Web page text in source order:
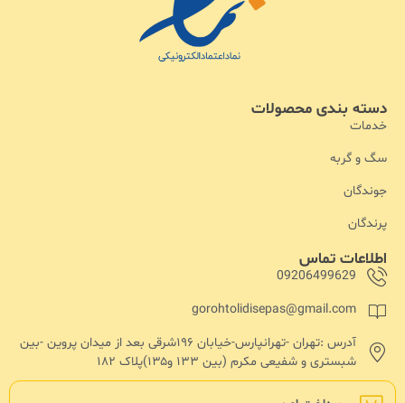
اطلاعات تماس
09206499629
gorohtolidisepas@gmail.com
آدرس :تهران -تهرانپارس-خیابان ۱۹۶شرقی بعد از میدان پروین -بین
شبستری و شفیعی مکرم (بین ۱۳۳ و۱۳۵)پلاک ۱۸۲
دسته بندی محصولات
خدمات
سگ و گربه
جوندگان
پرندگان